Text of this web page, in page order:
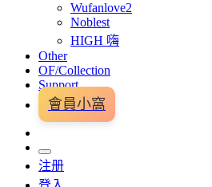
Wufanlove2
Noblest
HIGH 嗨
Other
OF/Collection
Support
會員小窩
注册